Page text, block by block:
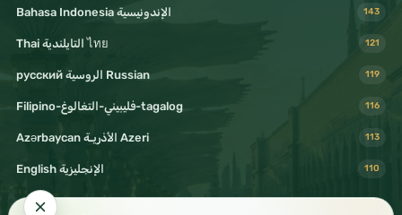
Bahasa Indonesia الإندونيسية 143
Thai التايلندية ไทย 121
русский الروسية Russian 119
Filipino-فليبيني-التغالوغ-tagalog 116
Azərbaycan الأذريـة Azeri 113
English الإنجليزية 110